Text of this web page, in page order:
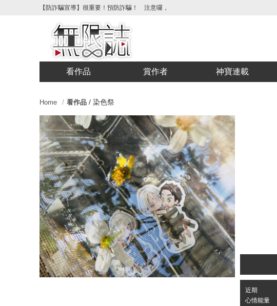
【防詐騙宣導】很重要！預防詐騙！ 注意囉，不要被騙了！請各位喜歡青文購物網的
看作品 賞作者 神寶連載
Home 看作品 / 染色祭
近期
心情能量